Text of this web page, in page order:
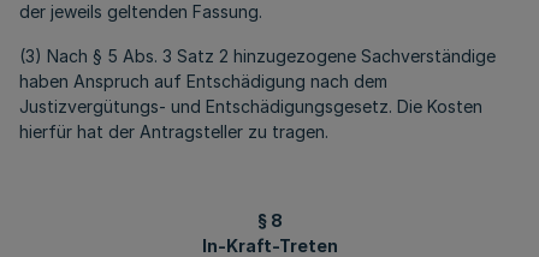
der jeweils geltenden Fassung.
(3) Nach § 5 Abs. 3 Satz 2 hinzugezogene Sachverständige
haben Anspruch auf Entschädigung nach dem
Justizvergütungs- und Entschädigungsgesetz. Die Kosten
hierfür hat der Antragsteller zu tragen.
§ 8
In-Kraft-Treten